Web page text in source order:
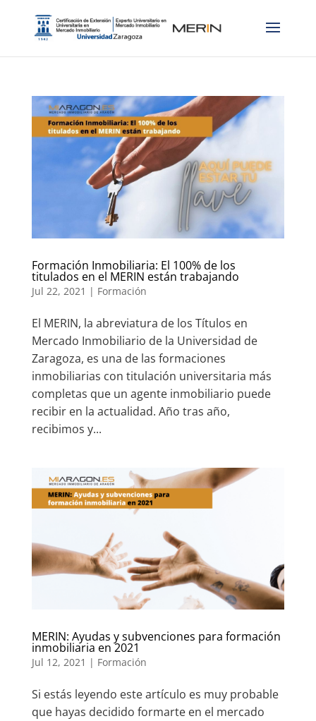
Formación Inmobiliaria: El 100% de los
titulados en el MERIN están trabajando
Jul 22, 2021 | Formación
El MERIN, la abreviatura de los Títulos en
Mercado Inmobiliario de la Universidad de
Zaragoza, es una de las formaciones
inmobiliarias con titulación universitaria más
completas que un agente inmobiliario puede
recibir en la actualidad. Año tras año,
recibimos y...
MERIN: Ayudas y subvenciones para formación
inmobiliaria en 2021
Jul 12, 2021 | Formación
Si estás leyendo este artículo es muy probable
que hayas decidido formarte en el mercado